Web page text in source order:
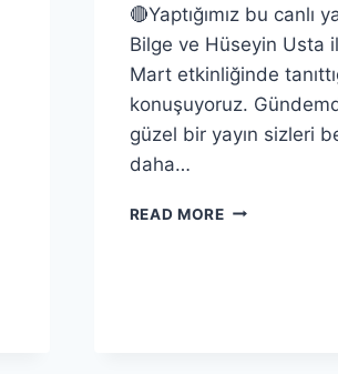
🔴Yaptığımız bu canlı
Bilge ve Hüseyin Usta
Mart etkinliğinde
konuşuyoruz.
güzel bir yayın sizleri
daha…
READ MOREAPPLE’IN